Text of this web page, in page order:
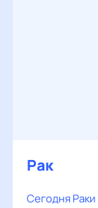
Рак
Сегодня Раки